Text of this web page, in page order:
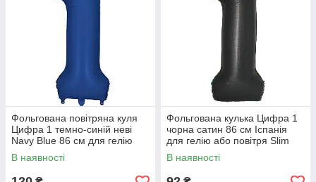
Фольгована повітряна куля
Цифра 1 темно-синій неві
Navy Blue 86 см для гелію
або повітря
В наявності
Фольгована кулька Цифра 1
чорна сатин 86 см Іспанія
для гелію або повітря Slim
Satin Black 34"
В наявності